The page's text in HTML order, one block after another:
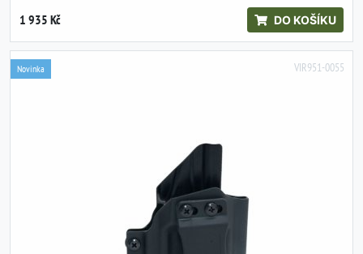
1 935 Kč DO KOŠÍKU
VIR951-0055
Novinka